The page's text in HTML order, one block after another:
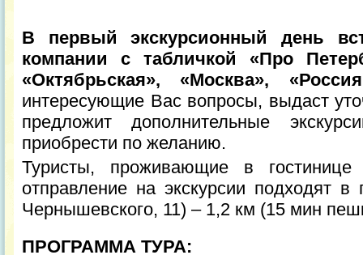
В первый экскурсионный день
компании с табличкой «Про
«Октябрьская», «Москва»,
интересующие Вас вопросы, выдаст
предложит дополнительные
приобрести по желанию.
Туристы, проживающие в
отправление на экскурсии подходят в
Чернышевского, 11) – 1,2 км (15 мин
ПРОГРАММА ТУРА: